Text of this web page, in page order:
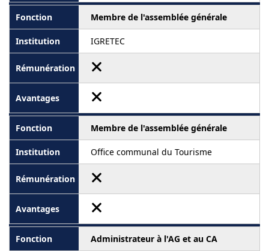
Membre de l'assemblée générale
IGRETEC
Membre de l'assemblée générale
Office communal du Tourisme
Administrateur à l'AG et au CA